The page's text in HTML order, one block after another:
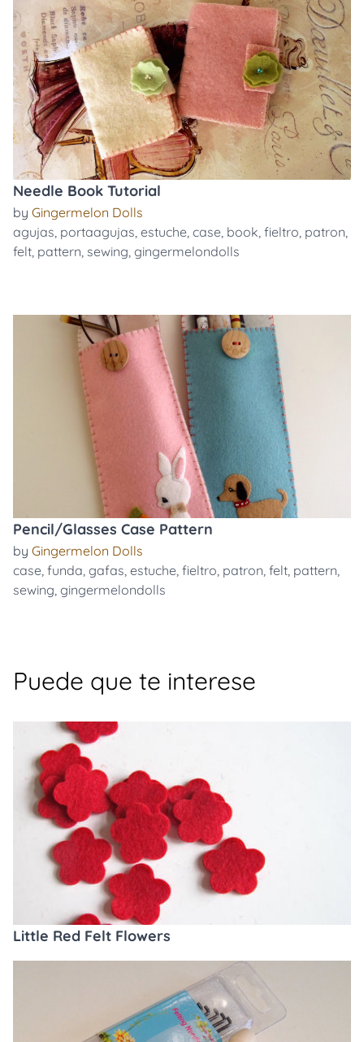
Needle Book Tutorial
by Gingermelon Dolls
agujas, portaagujas, estuche, case, book, fieltro, patron,
felt, pattern, sewing, gingermelondolls
Pencil/Glasses Case Pattern
by Gingermelon Dolls
case, funda, gafas, estuche, fieltro, patron, felt, pattern,
sewing, gingermelondolls
Puede que te interese
Little Red Felt Flowers